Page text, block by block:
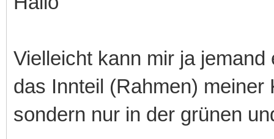
Vielleicht kann mir ja
das Innteil (Rahmen)
sondern nur in der grünen